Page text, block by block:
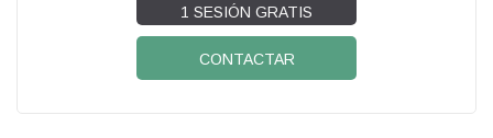
1 SESIÓN GRATIS
CONTACTAR